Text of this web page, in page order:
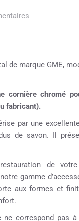
de marque GME,
cornière chromé
fabricant).
par une
de savon. Il
de
gamme
aux formes et
ne correspond pas